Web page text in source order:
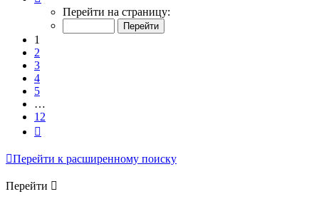
Перейти на страницу:
1
2
3
4
5
…
12
Перейти к расширенному поиску
Перейти